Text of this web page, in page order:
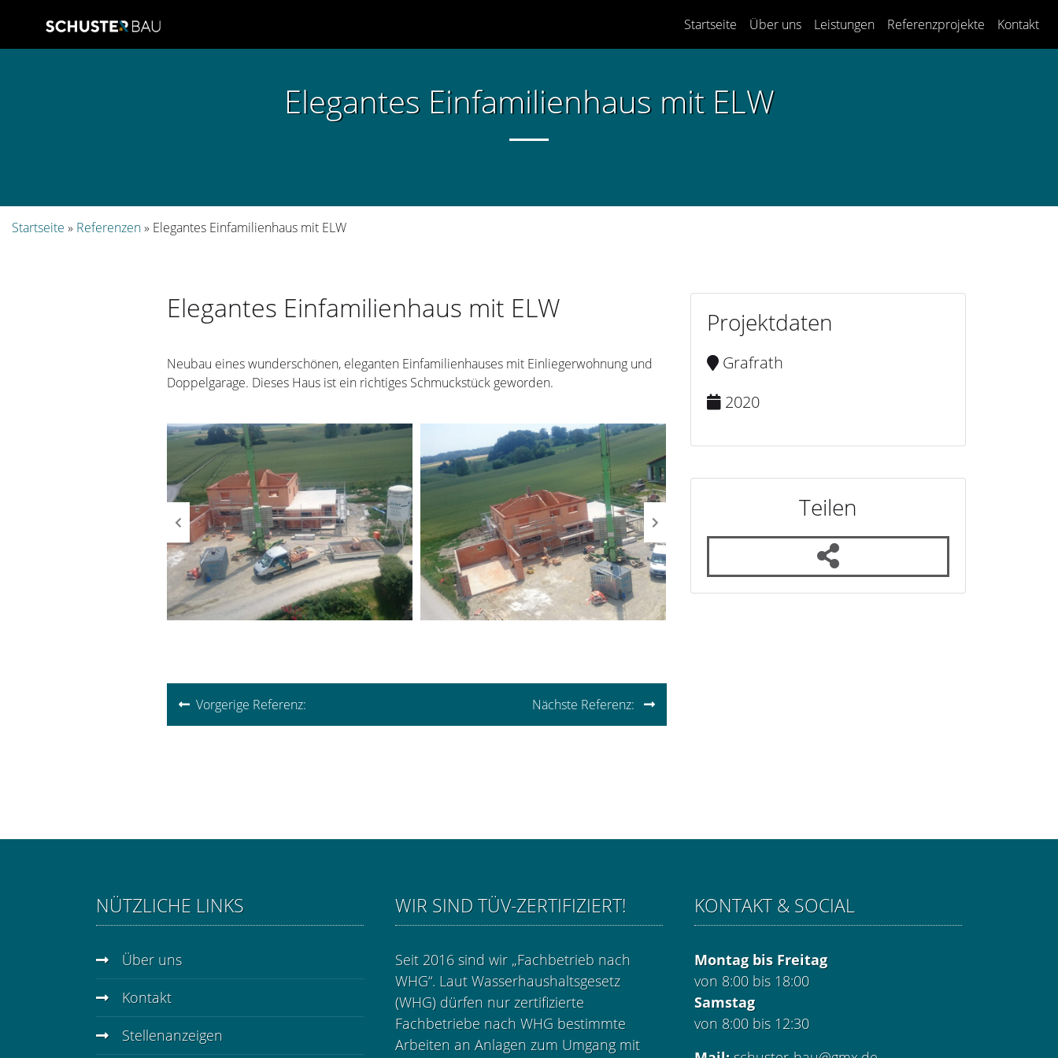
Startseite Über uns Leistungen Referenzprojekte Kontakt
Elegantes Einfamilienhaus mit ELW
Startseite » Referenzen» Elegantes Einfamilienhaus mit ELW
Elegantes Einfamilienhaus mit ELW
Neubau eines wunderschönen, eleganten Einfamilienhauses mit Einliegerwohnung und
Doppelgarage. Dieses Haus ist ein richtiges Schmuckstück geworden.
Projektdaten
Grafrath
2020
Teilen
Vorgerige Referenz: Nächste Referenz:
NÜTZLICHE LINKS
Über uns
Kontakt
Stellenanzeigen
WIR SIND TÜV-ZERTIFIZIERT!
Seit 2016 sind wir „Fachbetrieb nach
WHG“. Laut Wasserhaushaltsgesetz
(WHG) dürfen nur zertifizierte
Fachbetriebe nach WHG bestimmte
Arbeiten an Anlagen zum Umgang mit
KONTAKT & SOCIAL
Montag bis Freitag
von 8:00 bis 18:00
Samstag
von 8:00 bis 12:30